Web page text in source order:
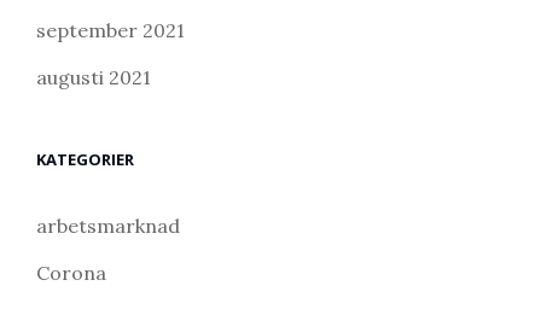
september 2021
augusti 2021
KATEGORIER
arbetsmarknad
Corona